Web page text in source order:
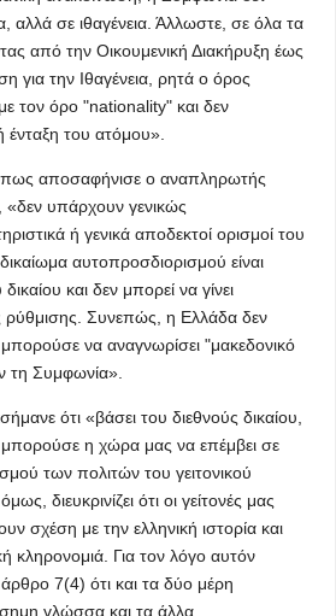
αλλά σε ιθαγένεια. Άλλωστε, σε όλα τα
από την Οικουμενική Διακήρυξη έως
για την Ιθαγένεια, ρητά ο όρος
με τον όρο "nationality" και δεν
ένταξη του ατόμου».
όπως αποσαφήνισε ο αναπληρωτής
υπάρχουν γενικώς
ή γενικά αποδεκτοί ορισμοί του
αυτοπροσδιορισμού είναι
και δεν μπορεί να γίνει
ρύθμισης. Συνεπώς, η Ελλάδα δεν
μπορούσε να αναγνωρίσει "μακεδονικό
τη Συμφωνία».
ότι «βάσει του διεθνούς δικαίου,
μπορούσε η χώρα μας να επέμβει σε
των πολιτών του γειτονικού
διευκρινίζει ότι οι γείτονές μας
σχέση με την ελληνική ιστορία και
κληρονομιά. Για τον λόγο αυτόν
7(4) ότι και τα δύο μέρη
γλώσσα και τα άλλα